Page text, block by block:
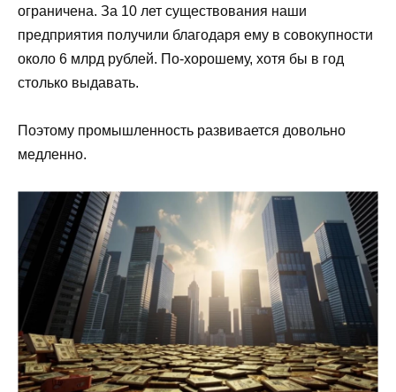
ограничена. За 10 лет существования наши
предприятия получили благодаря ему в совокупности
около 6 млрд рублей. По-хорошему, хотя бы в год
столько выдавать.
Поэтому промышленность развивается довольно
медленно.